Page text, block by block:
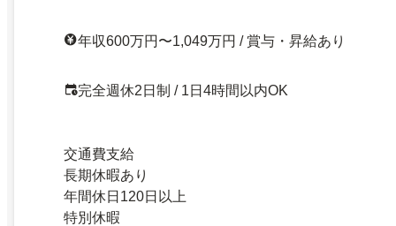
年収600万円〜1,049万円 / 賞与・昇給あり
完全週休2日制 / 1日4時間以内OK
交通費支給
長期休暇あり
年間休日120日以上
特別休暇